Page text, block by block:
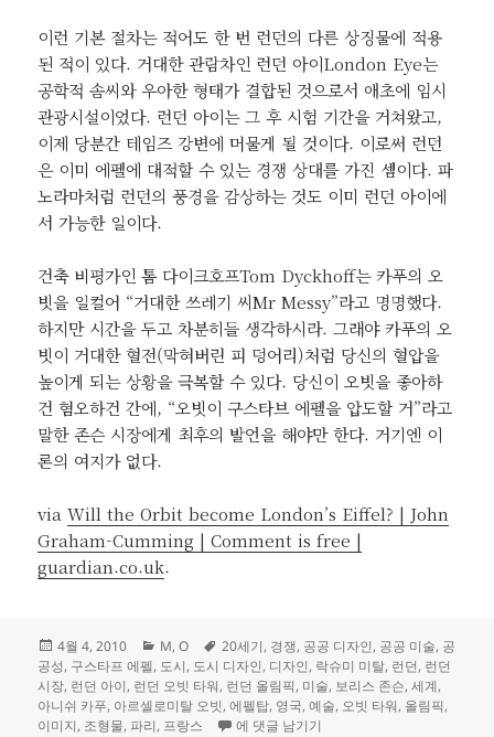
이런 기본 절차는 적어도 한 번 런던의 다른 상징물에 적용
된 적이 있다. 거대한 관람차인 런던 아이London Eye는
공학적 솜씨와 우아한 형태가 결합된 것으로서 애초에 임시
관광시설이었다. 런던 아이는 그 후 시험 기간을 거쳐왔고,
이제 당분간 테임즈 강변에 머물게 될 것이다. 이로써 런던
은 이미 에펠에 대적할 수 있는 경쟁 상대를 가진 셈이다. 파
노라마처럼 런던의 풍경을 감상하는 것도 이미 런던 아이에
서 가능한 일이다.
건축 비평가인 톰 다이크호프Tom Dyckhoff는 카푸의 오
빗을 일컬어 “거대한 쓰레기 씨Mr Messy”라고 명명했다.
하지만 시간을 두고 차분히들 생각하시라. 그래야 카푸의 오
빗이 거대한 혈전(막혀버린 피 덩어리)처럼 당신의 혈압을
높이게 되는 상황을 극복할 수 있다. 당신이 오빗을 좋아하
건 혐오하건 간에, “오빗이 구스타브 에펠을 압도할 거”라고
말한 존슨 시장에게 최후의 발언을 해야만 한다. 거기엔 이
론의 여지가 없다.
viaWill the Orbit become London’s Eiffel? | John
Graham-Cumming | Comment is free |
guardian.co.uk.
작
성
일
자
4월 4, 2010
카
테
고
리
M,O
태
그
20세기, 경쟁, 공공 디자인, 공공 미술, 공
공성, 구스타프 에펠, 도시, 도시 디자인, 디자인, 락슈미 미탈, 런던, 런던
시장, 런던 아이, 런던 오빗 타워, 런던 올림픽, 미술, 보리스 존슨,세계,
아니쉬 카푸, 아르셀로미탈 오빗,에펠탑, 영국,예술, 오빗 타워, 올림픽,
이미지, 조형물,파리, 프랑스 오빗은 런던의 에펠탑이 될 것인가?
에 댓글 남기기